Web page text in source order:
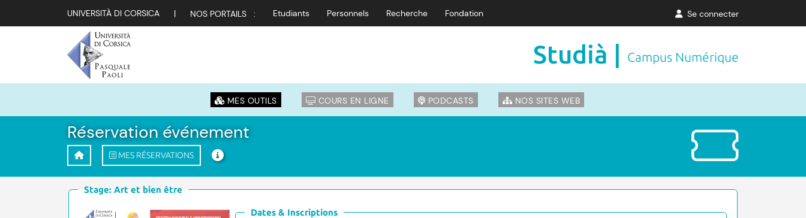
UNIVERSITÀ DI CORSICA | NOS PORTAILS : Etudiants Personnels Recherche Fondation Se connecter
Studià | Campus Numérique
MES OUTILS COURS EN LIGNE PODCASTS NOS SITES WEB
Réservation événement
MES RÉSERVATIONS
Stage: Art et bien être
Dates & Inscriptions